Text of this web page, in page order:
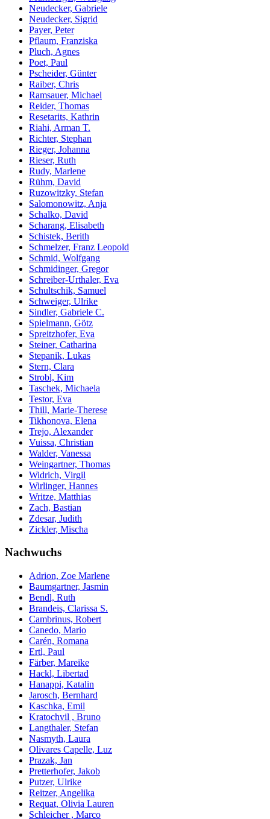
Neudecker, Gabriele
Neudecker, Sigrid
Payer, Peter
Pflaum, Franziska
Pluch, Agnes
Poet, Paul
Pscheider, Günter
Raiber, Chris
Ramsauer, Michael
Reider, Thomas
Resetarits, Kathrin
Riahi, Arman T.
Richter, Stephan
Rieger, Johanna
Rieser, Ruth
Rudy, Marlene
Rühm, David
Ruzowitzky, Stefan
Salomonowitz, Anja
Schalko, David
Scharang, Elisabeth
Schistek, Berith
Schmelzer, Franz Leopold
Schmid, Wolfgang
Schmidinger, Gregor
Schreiber-Urthaler, Eva
Schultschik, Samuel
Schweiger, Ulrike
Sindler, Gabriele C.
Spielmann, Götz
Spreitzhofer, Eva
Steiner, Catharina
Stepanik, Lukas
Stern, Clara
Strobl, Kim
Taschek, Michaela
Testor, Eva
Thill, Marie-Therese
Tikhonova, Elena
Trejo, Alexander
Vuissa, Christian
Walder, Vanessa
Weingartner, Thomas
Widrich, Virgil
Wirlinger, Hannes
Writze, Matthias
Zach, Bastian
Zdesar, Judith
Zickler, Mischa
Nachwuchs
Adrion, Zoe Marlene
Baumgartner, Jasmin
Bendl, Ruth
Brandeis, Clarissa S.
Cambrinus, Robert
Canedo, Mario
Carén, Romana
Ertl, Paul
Färber, Mareike
Hackl, Libertad
Hanappi, Katalin
Jarosch, Bernhard
Kaschka, Emil
Kratochvil , Bruno
Langthaler, Stefan
Nasmyth, Laura
Olivares Capelle, Luz
Prazak, Jan
Pretterhofer, Jakob
Putzer, Ulrike
Reitzer, Angelika
Requat, Olivia Lauren
Schleicher , Marco